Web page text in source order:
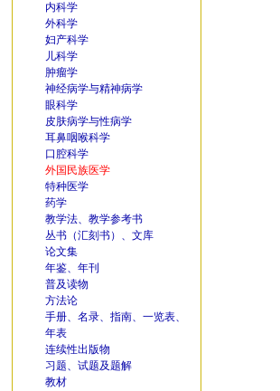
内科学
外科学
妇产科学
儿科学
肿瘤学
神经病学与精神病学
眼科学
皮肤病学与性病学
耳鼻咽喉科学
口腔科学
外国民族医学
特种医学
药学
教学法、教学参考书
丛书（汇刻书）、文库
论文集
年鉴、年刊
普及读物
方法论
手册、名录、指南、一览表、
年表
连续性出版物
习题、试题及题解
教材